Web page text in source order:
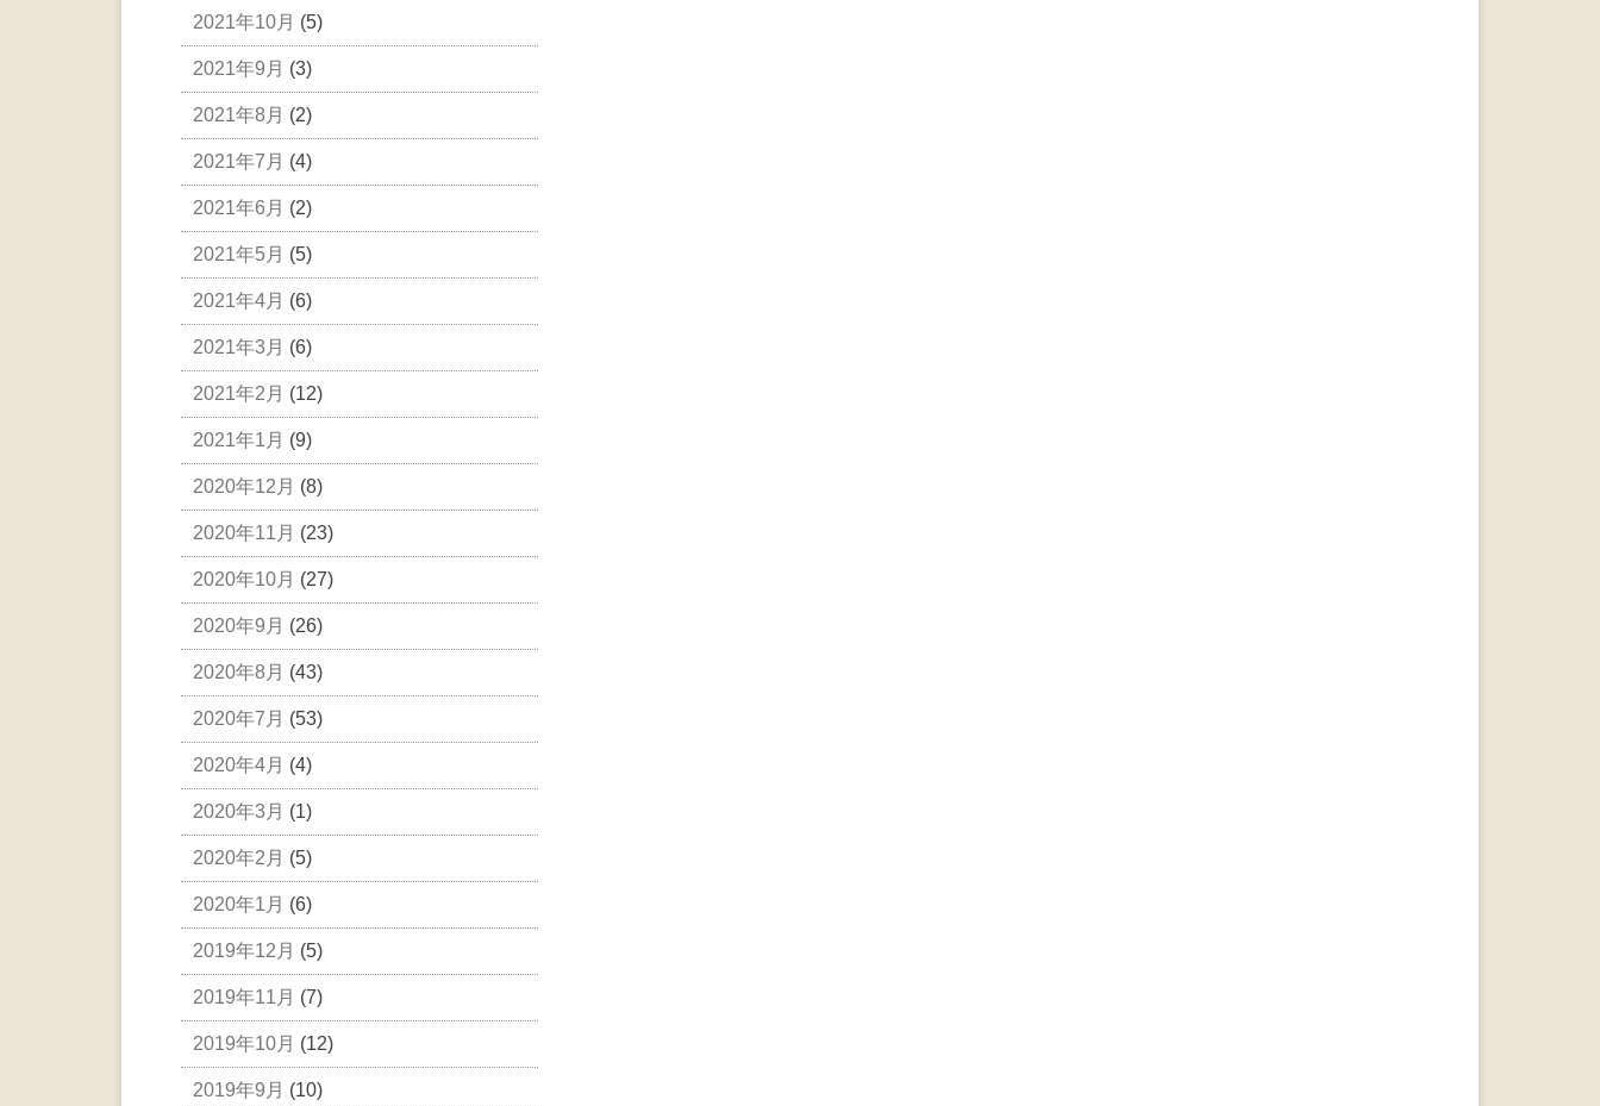
2021年10月 (5)
2021年9月 (3)
2021年8月 (2)
2021年7月 (4)
2021年6月 (2)
2021年5月 (5)
2021年4月 (6)
2021年3月 (6)
2021年2月 (12)
2021年1月 (9)
2020年12月 (8)
2020年11月 (23)
2020年10月 (27)
2020年9月 (26)
2020年8月 (43)
2020年7月 (53)
2020年4月 (4)
2020年3月 (1)
2020年2月 (5)
2020年1月 (6)
2019年12月 (5)
2019年11月 (7)
2019年10月 (12)
2019年9月 (10)